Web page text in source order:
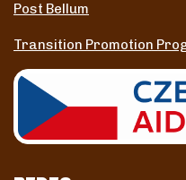
Post Bellum
Transition Promotion